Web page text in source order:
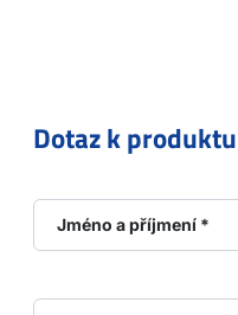
Dotaz k produktu
Jméno a příjmení *